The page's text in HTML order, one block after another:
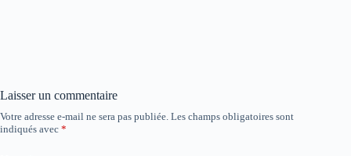
Laisser un commentaire
Votre adresse e-mail ne sera pas publiée. Les champs obligatoires sont
indiqués avec *